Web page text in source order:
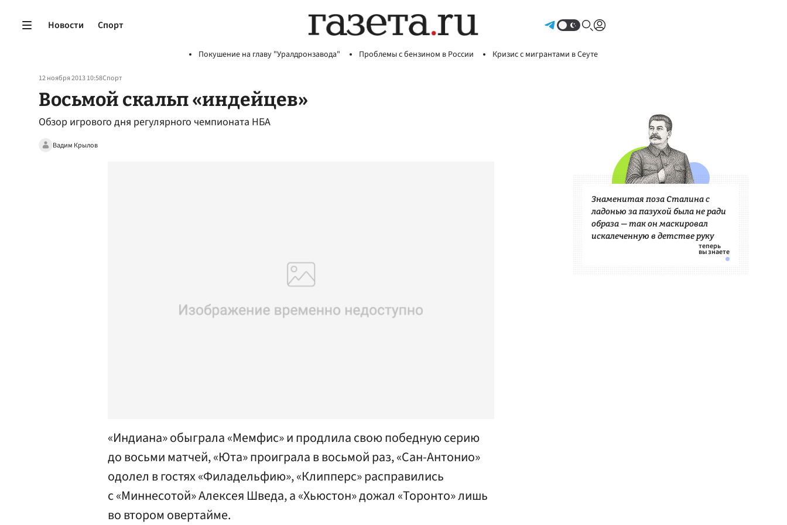
Новости Спорт
Покушение на главу "Уралдронзавода" Проблемы с бензином в России Кризис с мигрантами в Сеуте
12 ноября 2013 10:58Спорт
Восьмой скальп «индейцев»
Обзор игрового дня регулярного чемпионата НБА
Вадим Крылов
«Индиана» обыграла «Мемфис» и продлила свою победную серию
до восьми матчей, «Юта» проиграла в восьмой раз, «Сан-Антонио»
одолел в гостях «Филадельфию», «Клипперс» расправились
с «Миннесотой» Алексея Шведа, а «Хьюстон» дожал «Торонто» лишь
во втором овертайме.
Знаменитая поза Сталина с
ладонью за пазухой была не ради
образа — так он маскировал
искалеченную в детстве руку